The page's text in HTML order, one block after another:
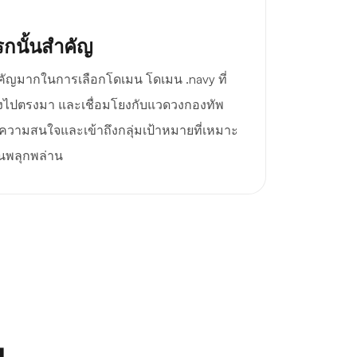
กนั้นสำคัญ
มากในการเลือกโดเมน โดเมน .navy ที่
ปตรงมา และเชื่อมโยงกับแวดวงกองทัพ
วามสนใจและเข้าถึงกลุ่มเป้าหมายที่เหมาะ
พลุกพล่าน